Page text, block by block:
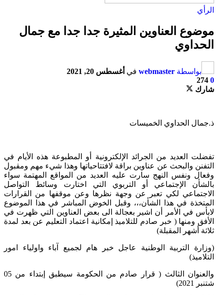
الرأي
موضوع العناوين المثيرة جدا جدا مع جمال
الحداوي
بواسطة webmaster في أغسطس 20, 2021
0
274
شارك
ذ.جمال الحداوي الخميسات
تفضلت العديد من الجرائد الإلكترونية أو المطبوعة هذه الأيام في
التفنن والبحث عن عناوين براقة لافتتاحياتها وهذا شيء مهم ومقبول
وفعال ونفس النهج سارت عليه العديد من المواقع المهتمة سواء
بالشأن الإجتماعي أو التربوي التي اختارت وسائط التواصل
الاجتماعي لكي تعبر عن وجهة نظرها وعن موقفها من القرارات
المتخذة في هذا الشأن،،، وقبل الخوض المباشر في هذا الموضوع
لابأس في الأمر أن اشير بعجالة الى بعض العناوين التي ظهرت في
الأفق ومنها ( خبر صادم للتلاميذ إمكانية اعتماد التعليم عن بعد لمدة
ثلاثة أشهر المقبلة)
(وزارة التربية الوطنية عاجل خبر هام لجميع آباء واولياء امور
التلاميذ)
والعنوان الثالث ( قرار صادم من الحكومة سيطبق إبتداء من 05
شتنبر 2021)